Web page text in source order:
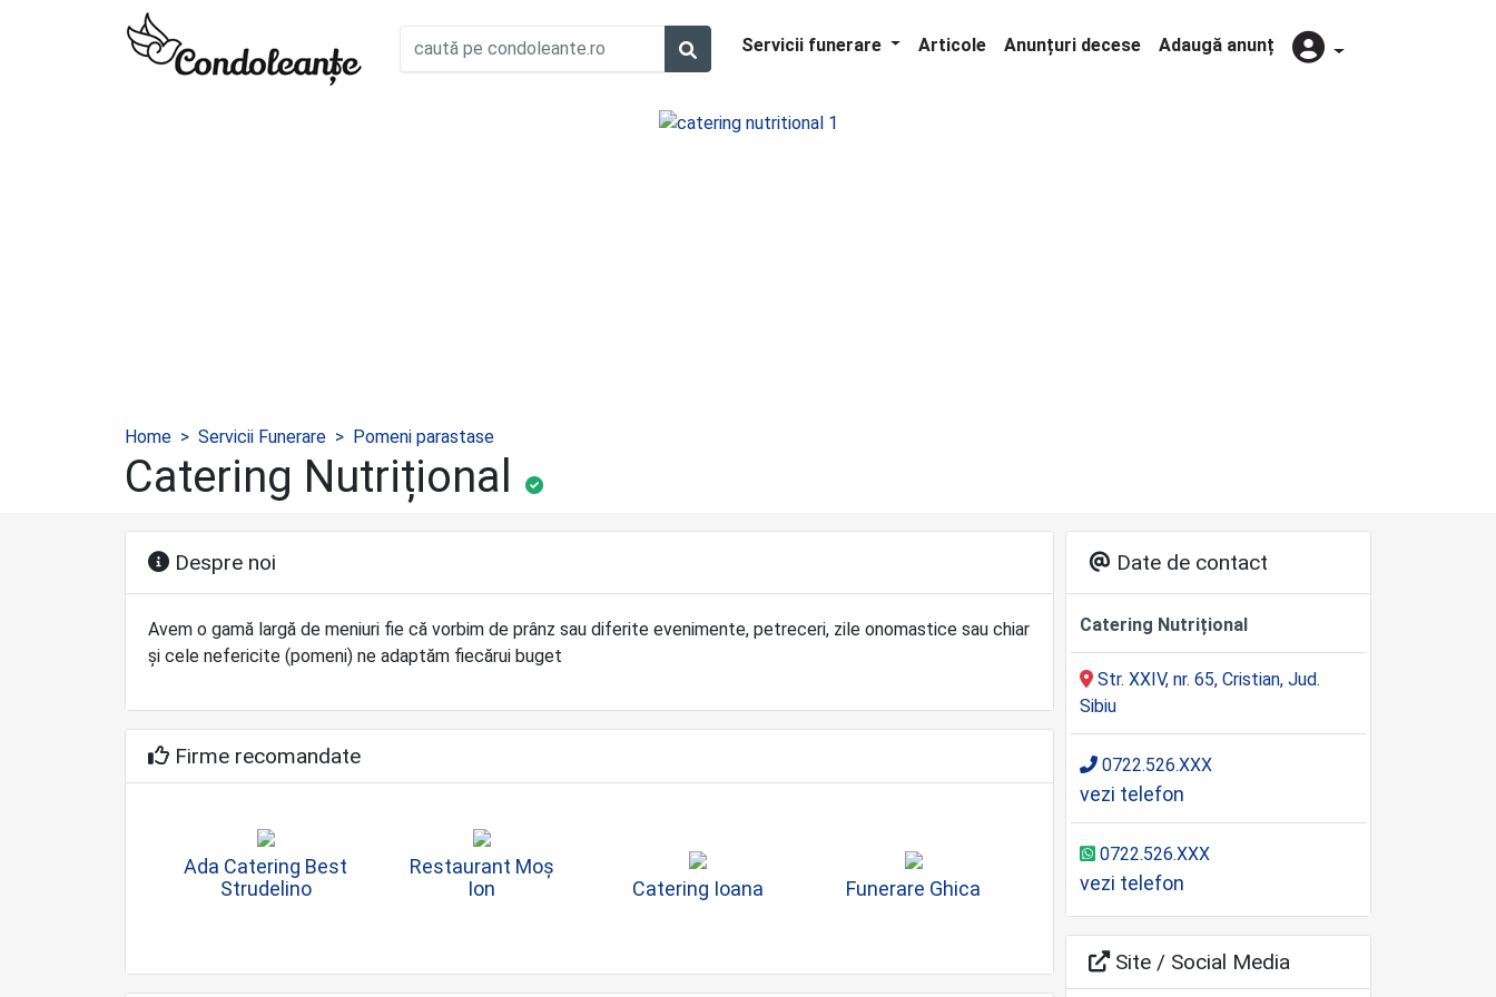
Servicii funerare Articole Anunțuri decese Adaugă anunț
Home Servicii Funerare Pomeni parastase
Catering Nutrițional
Despre noi
Avem o gamă largă de meniuri fie că vorbim de prânz sau diferite evenimente, petreceri, zile onomastice sau chiar
și cele nefericite (pomeni) ne adaptăm fiecărui buget
Firme recomandate
Ada Catering Best
Strudelino
Restaurant Moș
Ion
Catering Ioana Funerare Ghica
Date de contact
Catering Nutrițional
Str. XXIV, nr. 65, Cristian, Jud.
Sibiu
0722.526.XXX
vezi telefon
0722.526.XXX
vezi telefon
Site / Social Media